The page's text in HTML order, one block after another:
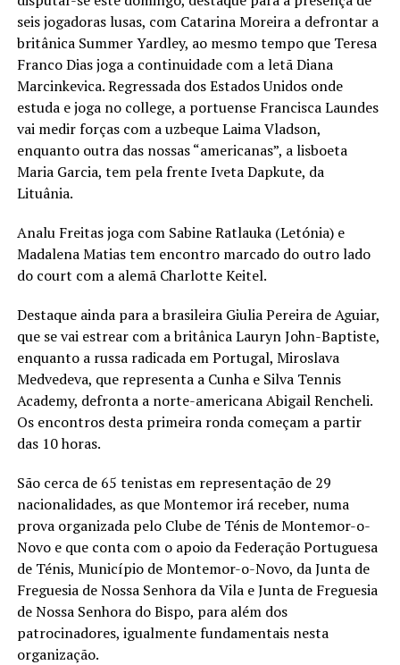
seis jogadoras lusas, com Catarina Moreira a defrontar a
britânica Summer Yardley, ao mesmo tempo que Teresa
Franco Dias joga a continuidade com a letã Diana
Marcinkevica. Regressada dos Estados Unidos onde
estuda e joga no college, a portuense Francisca Laundes
vai medir forças com a uzbeque Laima Vladson,
enquanto outra das nossas “americanas”, a lisboeta
Maria Garcia, tem pela frente Iveta Dapkute, da
Lituânia.
Analu Freitas joga com Sabine Ratlauka (Letónia) e
Madalena Matias tem encontro marcado do outro lado
do court com a alemã Charlotte Keitel.
Destaque ainda para a brasileira Giulia Pereira de Aguiar,
que se vai estrear com a britânica Lauryn John-Baptiste,
enquanto a russa radicada em Portugal, Miroslava
Medvedeva, que representa a Cunha e Silva Tennis
Academy, defronta a norte-americana Abigail Rencheli.
Os encontros desta primeira ronda começam a partir
das 10 horas.
São cerca de 65 tenistas em representação de 29
nacionalidades, as que Montemor irá receber, numa
prova organizada pelo Clube de Ténis de Montemor-o-
Novo e que conta com o apoio da Federação Portuguesa
de Ténis, Município de Montemor-o-Novo, da Junta de
Freguesia de Nossa Senhora da Vila e Junta de Freguesia
de Nossa Senhora do Bispo, para além dos
patrocinadores, igualmente fundamentais nesta
organização.